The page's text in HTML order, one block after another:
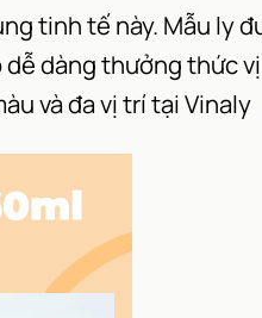
tinh tế này. Mẫu ly
dàng thưởng thức
và đa vị trí tạiVinaly